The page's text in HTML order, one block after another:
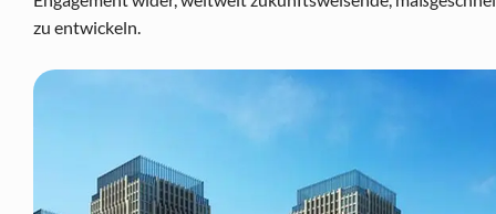
zu entwickeln.